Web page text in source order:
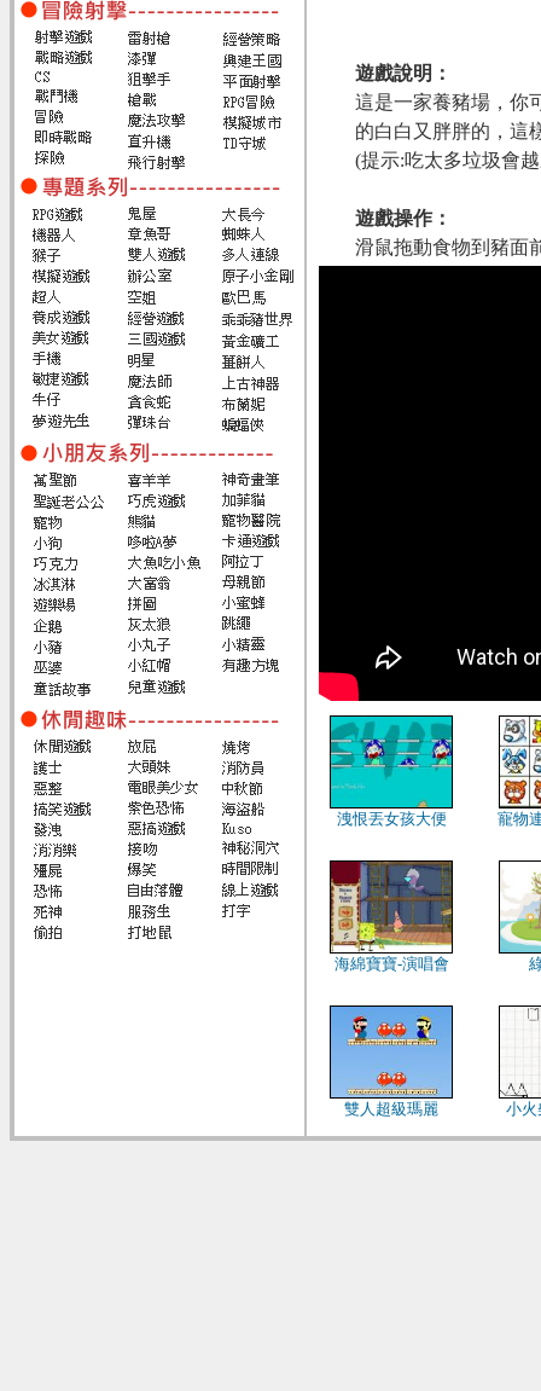
遊戲說明：
這是一家養豬場，你
的白白又胖胖的，這
(提示:吃太多垃圾會
遊戲操作：
滑鼠拖動食物到豬面
洩恨丟女孩大便 寵物
海綿寶寶-演唱會
雙人超級瑪麗 小火